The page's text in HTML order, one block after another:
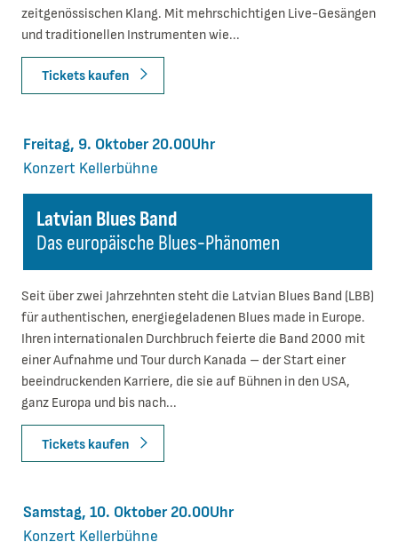
zeitgenössischen Klang. Mit mehrschichtigen Live-Gesängen
und traditionellen Instrumenten wie...
Tickets kaufen
Latvian Blues Band
Das europäische Blues-Phänomen
Freitag, 9. Oktober 20.00Uhr
Konzert Kellerbühne
Seit über zwei Jahrzehnten steht die Latvian Blues Band (LBB)
für authentischen, energiegeladenen Blues made in Europe.
Ihren internationalen Durchbruch feierte die Band 2000 mit
einer Aufnahme und Tour durch Kanada – der Start einer
beeindruckenden Karriere, die sie auf Bühnen in den USA,
ganz Europa und bis nach...
Tickets kaufen
Samstag, 10. Oktober 20.00Uhr
Konzert Kellerbühne